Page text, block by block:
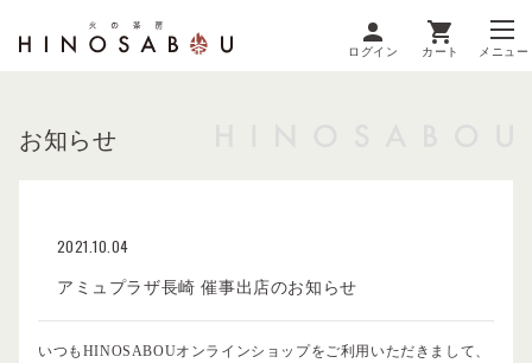
ログイン カート メニュー
お知らせ
2021.10.04
アミュプラザ長崎 催事出店のお知らせ
いつもHINOSABOUオンラインショップをご利用いただきまして、